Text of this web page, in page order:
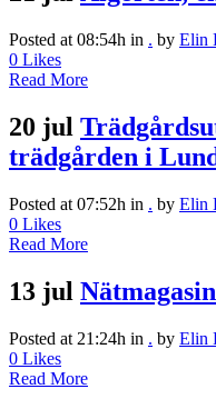
Posted at 08:54h in . by Elin
0 Likes
Read More
20 jul
trädgården i Lund
Posted at 07:52h in . by Elin
0 Likes
Read More
13 jul
Posted at 21:24h in . by Elin
0 Likes
Read More